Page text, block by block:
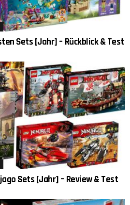
Sets [Jahr] – Rückblick & Test
Sets [Jahr] – Review & Test